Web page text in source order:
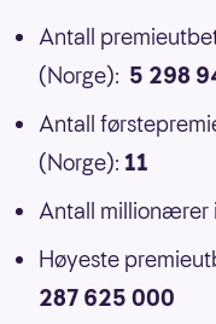
Antall
(Norge): 5 298
Antall
(Norge): 11
Antall millionærer
Høyeste
287 625 000